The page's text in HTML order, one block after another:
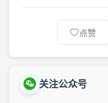
点赞
关注公众号